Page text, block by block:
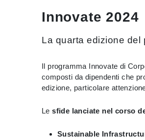
Innovate 2024
La quarta edizione del
Il programma Innovate di
composti da dipendenti che
edizione, particolare
Le sfide lanciate nel corso
Sustainable